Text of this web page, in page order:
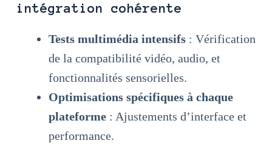
intégration cohérente
Tests multimédia intensifs : Vérification
de la compatibilité vidéo, audio, et
fonctionnalités sensorielles.
Optimisations spécifiques à chaque
plateforme : Ajustements d’interface et
performance.